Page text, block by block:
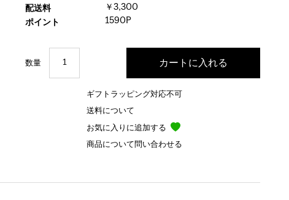
配送料
￥3,300
ポイント
1590P
数量
ギフトラッピング対応不可
送料について
お気に入りに追加する
商品について問い合わせる